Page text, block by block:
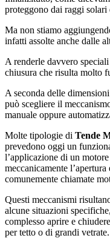
proteggono dai raggi solari
Ma non stiamo
infatti assolte anche dalle
A renderle davvero
chiusura che risulta molto
A seconda delle
può scegliere il
manuale oppure
Molte tipologie di Tende
prevedono oggi un
l’applicazione di un
meccanicamente
comunemente chiamate
Questi meccanismi
alcune situazioni
complesso aprire e
per tetto o di grandi vetrate.